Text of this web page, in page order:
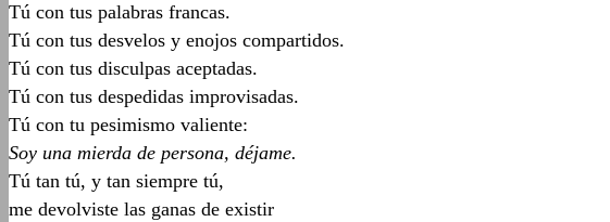
Tú con tus palabras francas.
Tú con tus desvelos y enojos compartidos.
Tú con tus disculpas aceptadas.
Tú con tus despedidas improvisadas.
Tú con tu pesimismo valiente:
Soy una mierda de persona, déjame.
Tú tan tú, y tan siempre tú,
me devolviste las ganas de existir